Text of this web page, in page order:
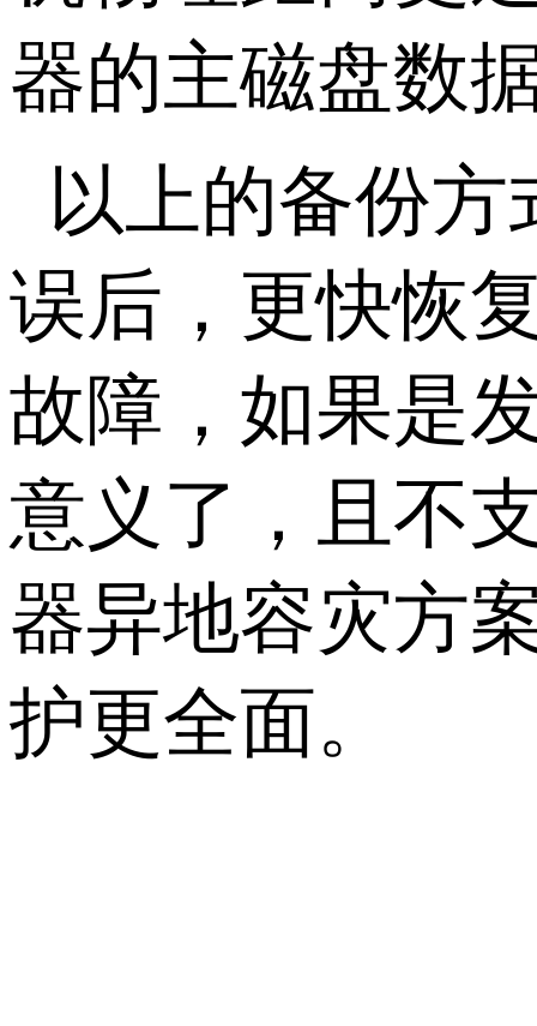
器的主磁盘数
以上的备份
误后，更快恢
故障，如果是
意义了，且不
器异地容灾方
护更全面。